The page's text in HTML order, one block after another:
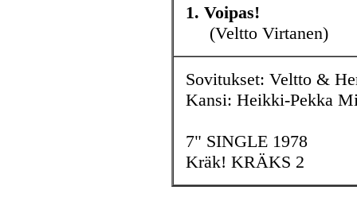
1. Voipas!
(Veltto Virtanen)
Sovitukset: Veltto &
Kansi: Heikki-Pekka
7" SINGLE 1978
Kräk! KRÄKS 2